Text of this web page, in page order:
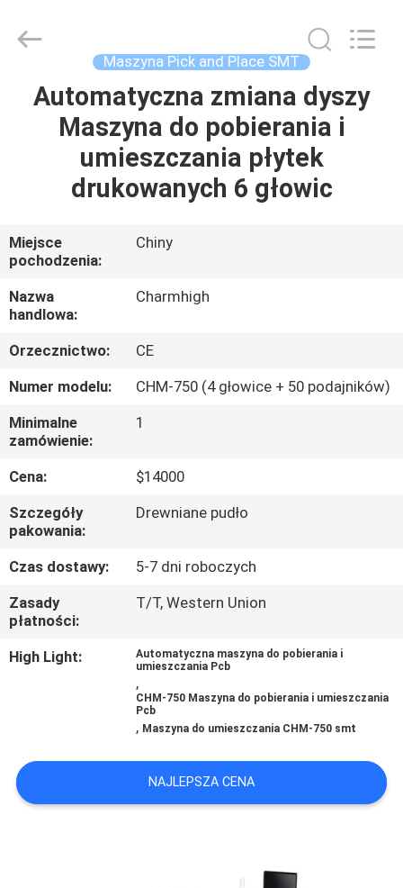
DOM
PRODUKTY
O
NAS
WYCIECZKA
FABRYCZNA
KONTROLA
JAKOŚCI
SKONTAKTUJ
SIĘ
Z
NAMI
AKTUALNOŚCI
ON
LINE
TECHNOLOGY
LIMITED.
Reserved.
Maszyna Pick and Place SMT
Automatyczna zmiana dyszy
Maszyna do pobierania i
umieszczania płytek
drukowanych 6 głowic
Miejsce
pochodzenia:
Chiny
Nazwa
handlowa:
Charmhigh
Orzecznictwo:
CE
Numer modelu:
CHM-750 (4 głowice + 50 podajników)
Minimalne
zamówienie:
1
Cena:
$14000
Szczegóły
pakowania:
Drewniane pudło
Czas dostawy:
5-7 dni roboczych
Zasady
płatności:
T/T, Western Union
High Light:
Automatyczna maszyna do pobierania i
umieszczania Pcb
,
CHM-750 Maszyna do pobierania i umieszczania
Pcb
, Maszyna do umieszczania CHM-750 smt
NAJLEPSZA CENA